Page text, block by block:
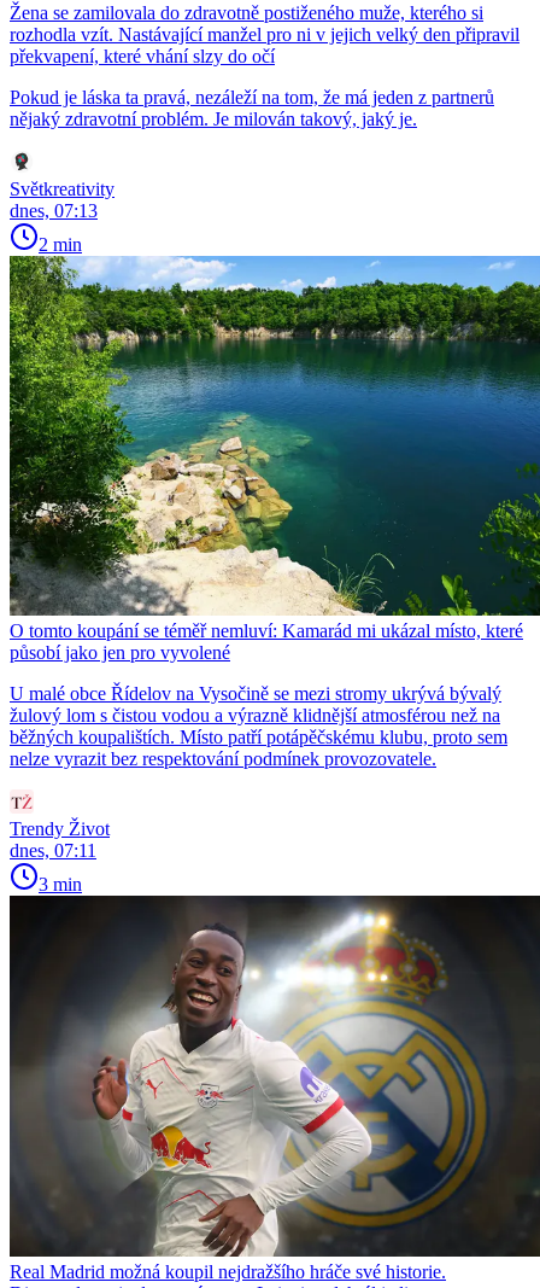
Žena se zamilovala do zdravotně postiženého muže, kterého si
rozhodla vzít. Nastávající manžel pro ni v jejich velký den připravil
překvapení, které vhání slzy do očí
Pokud je láska ta pravá, nezáleží na tom, že má jeden z partnerů
nějaký zdravotní problém. Je milován takový, jaký je.
Světkreativity
dnes, 07:13
2 min
O tomto koupání se téměř nemluví: Kamarád mi ukázal místo, které
působí jako jen pro vyvolené
U malé obce Řídelov na Vysočině se mezi stromy ukrývá bývalý
žulový lom s čistou vodou a výrazně klidnější atmosférou než na
běžných koupalištích. Místo patří potápěčskému klubu, proto sem
nelze vyrazit bez respektování podmínek provozovatele.
Trendy Život
dnes, 07:11
3 min
Real Madrid možná koupil nejdražšího hráče své historie.